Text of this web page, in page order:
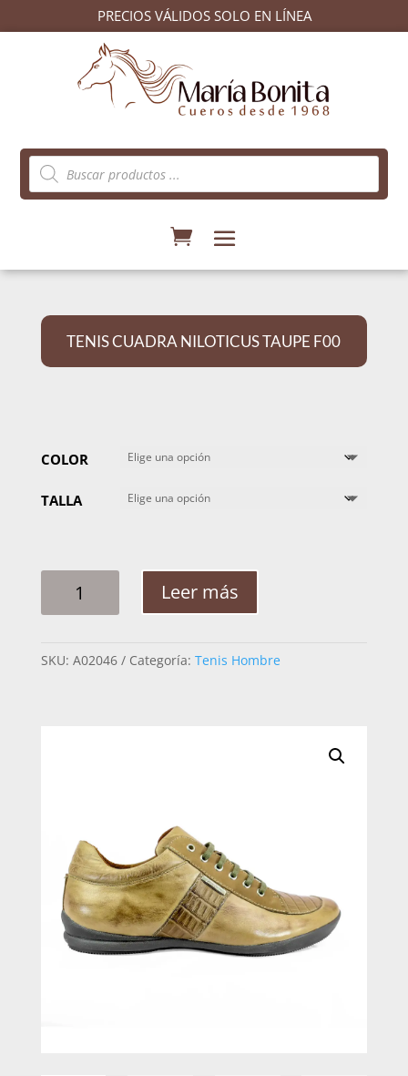
PRECIOS VÁLIDOS SOLO EN LÍNEA
Búsqueda
de
productos
TENIS CUADRA NILOTICUS TAUPE F00
COLOR
TALLA
CUADRA
F00
Leer más
SKU: A02046 Categoría: Tenis Hombre